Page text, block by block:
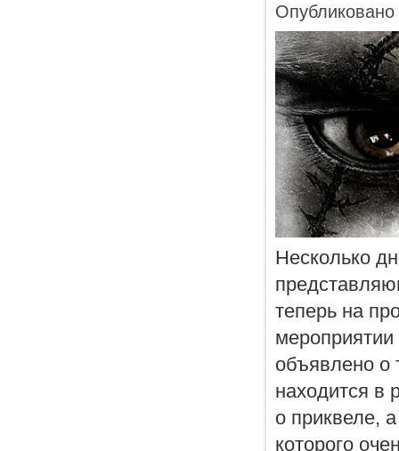
Несколько
теперь на
объявлено о
находится в
о приквеле,
которого